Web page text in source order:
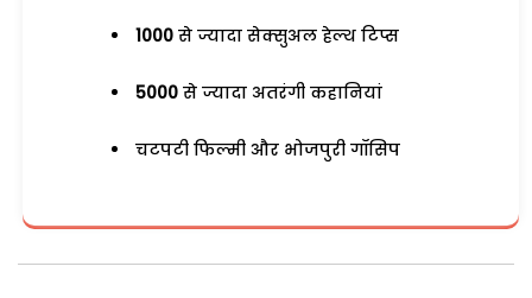
1000 से ज्यादा सेक्सुअल हेल्थ टिप्स
5000 से ज्यादा अतरंगी कहानियां
चटपटी फिल्मी और भोजपुरी गॉसिप